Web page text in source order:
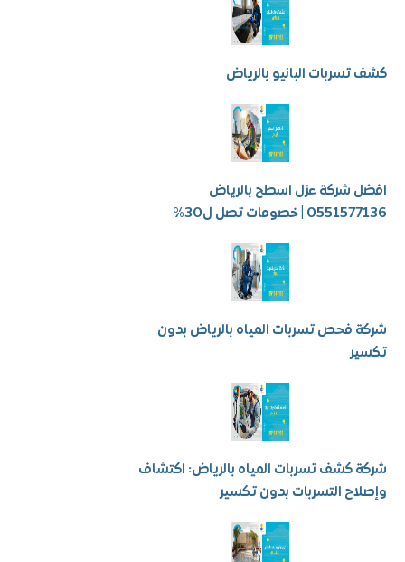
البانيو بالرياض
شركة عزل اسطح بالرياض
| خصومات تصل ل30%
فحص تسربات المياه بالرياض بدون
كشف تسربات المياه بالرياض: اكتشاف
التسربات بدون تكسير